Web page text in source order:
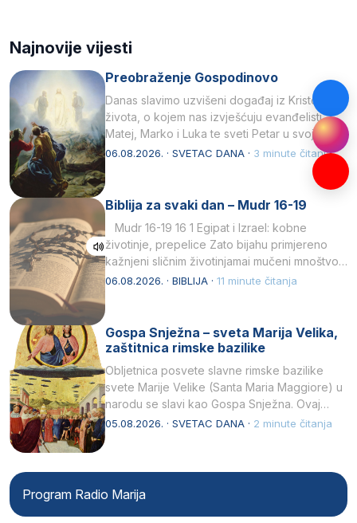
Najnovije vijesti
Preobraženje Gospodinovo
Danas slavimo uzvišeni događaj iz Kristova
života, o kojem nas izvješćuju evanđelisti
Matej, Marko i Luka te sveti Petar u svojoj
drugoj…
06.08.2026. · SVETAC DANA · 3 minute čitanja
Biblija za svaki dan – Mudr 16-19
Mudr 16-19 16 1 Egipat i Izrael: kobne
životinje, prepelice Zato bijahu primjereno
kažnjeni sličnim životinjamai mučeni mnoštvom
kukaca.2 A narod…
06.08.2026. · BIBLIJA · 11 minute čitanja
Gospa Snježna – sveta Marija Velika,
zaštitnica rimske bazilike
Obljetnica posvete slavne rimske bazilike
svete Marije Velike (Santa Maria Maggiore) u
narodu se slavi kao Gospa Snježna. Ovaj
naziv, Sancta Maria…
05.08.2026. · SVETAC DANA · 2 minute čitanja
Program Radio Marija